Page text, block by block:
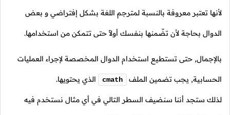
لأنها تعتبر معروفة بالنسبة لمترجم اللغة بشكل إفتراضي و بعض
الدوال بحاجة لأن تضّمنها بنفسك أولاً حتى تتمكن من استخدامها.
بالإجمال, حتى تستطيع استخدام الدوال المخصصة لإجراء العمليات
الحسابية, يجب تضمين الملف cmath الذي يحتويها.
لذلك ستجد أننا سنضيف السطر التالي في أي مثال نستخدم فيه